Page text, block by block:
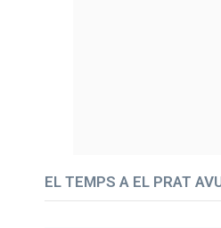
EL TEMPS A EL PRAT